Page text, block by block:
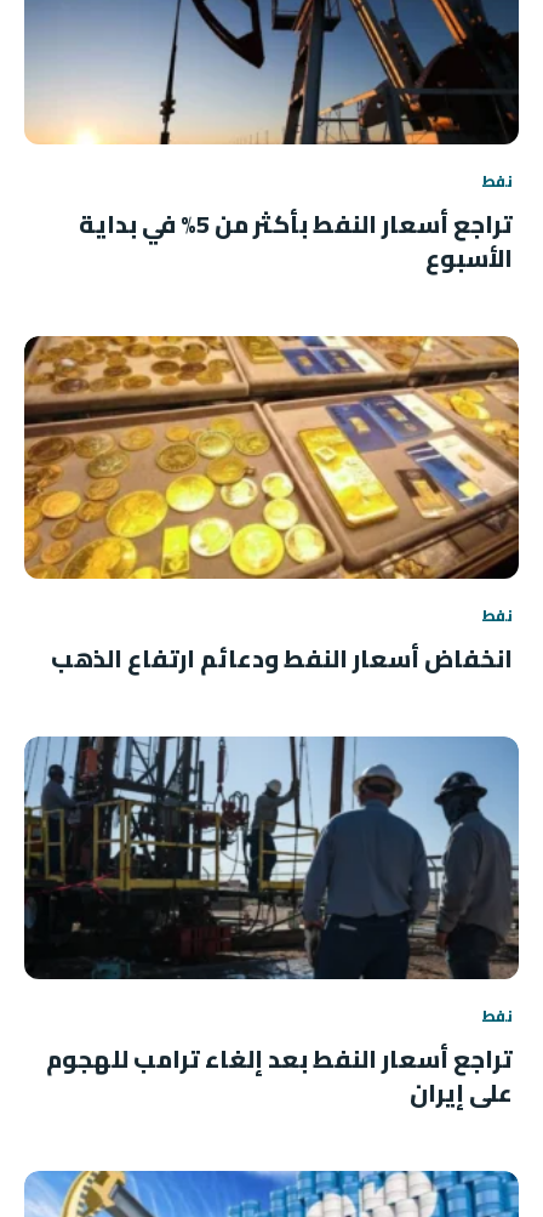
نفط
تراجع أسعار النفط بأكثر من 5% في بداية
الأسبوع
نفط
انخفاض أسعار النفط ودعائم ارتفاع الذهب
نفط
تراجع أسعار النفط بعد إلغاء ترامب للهجوم
على إيران